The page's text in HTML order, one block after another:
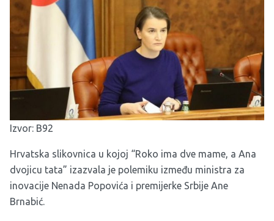
Izvor: B92
Hrvatska slikovnica u kojoj “Roko ima dve mame, a Ana
dvojicu tata” izazvala je polemiku između ministra za
inovacije Nenada Popovića i premijerke Srbije Ane
Brnabić.